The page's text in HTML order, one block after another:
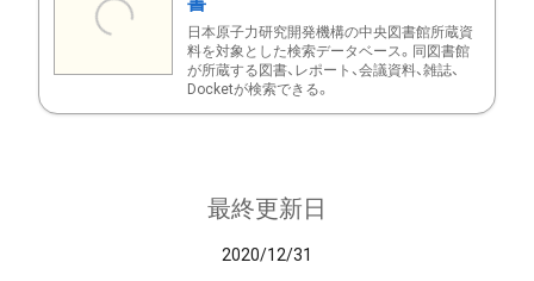
日本原子力研究開発機構の中央図書館所蔵資
料を対象とした検索データベース。同図書館
が所蔵する図書、レポート、会議資料、雑誌、
Docketが検索できる。
最終更新日
2020/12/31